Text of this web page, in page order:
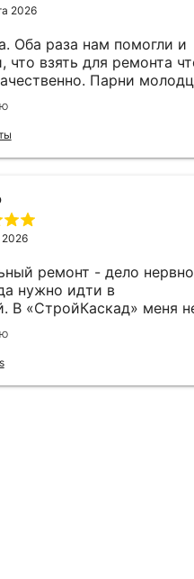
2026
Оба раза нам помогли и
что взять для ремонта
Парни
провели по магазину)
ремонт - дело
нужно идти в
В «СтройКаскад» меня
неопытность, а просто
и как лучше выбрать.